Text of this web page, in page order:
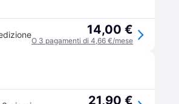
14,00 €
O 3 pagamenti di 4,66 €/mese
21,90 €